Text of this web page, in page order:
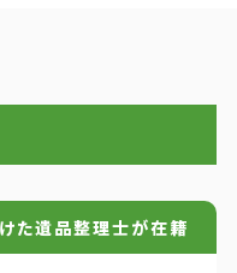
た遺品整理士が在籍